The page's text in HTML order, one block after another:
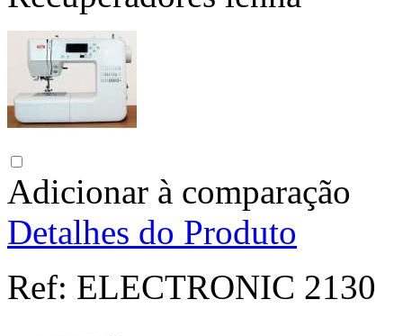
Adicionar à comparação
Detalhes do Produto
Ref: ELECTRONIC 2130